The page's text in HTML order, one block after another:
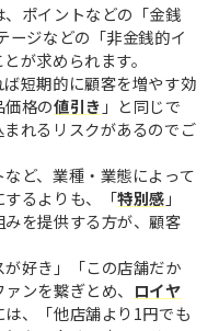
ポイントなどの「金銭
ージなどの「非金銭的イ
が求められます。
ば短期的に顧客を増やす効
格の値引き 」と同じで
まれるリスクがあるのでご
ど、業種・業態によって
するよりも、「特別感 」
みを提供する方が、顧客
好き」「この店舗だか
ンを繋ぎとめ、
ロイヤ
、「他店舗より1円でも